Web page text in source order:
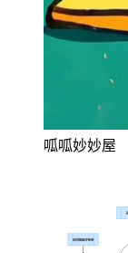
呱呱妙妙屋